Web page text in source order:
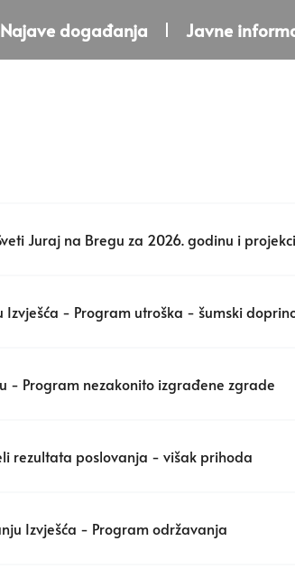
Najave događanja Javne
Juraj na Bregu za 2026. godinu i
Izvješća - Program utroška - šumski
- Program nezakonito izgrađene zgrade
rezultata poslovanja - višak prihoda
Izvješća - Program održavanja